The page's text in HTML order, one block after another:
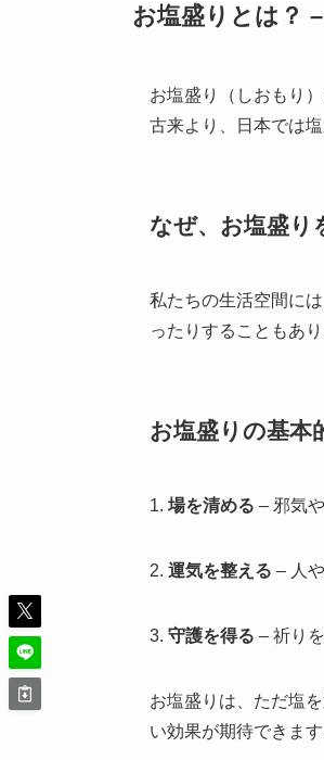
お塩盛りとは？
お塩盛り（しおもり）
古来より、日本では
なぜ、お塩盛り
私たちの生活空間に
ったりすることもあ
お塩盛りの基本
1. 場を清める – 邪気
2. 運気を整える – 人
3. 守護を得る – 祈り
お塩盛りは、ただ塩
い効果が期待できます